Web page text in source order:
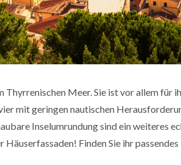
Meer. Sie ist vor allem für
mit geringen nautischen
Inselumrundung sind ein weiteres
Finden Sie ihr